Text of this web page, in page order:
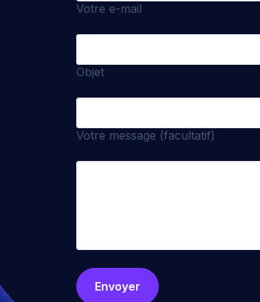
Votre e-mail
Objet
Votre message (facultatif)